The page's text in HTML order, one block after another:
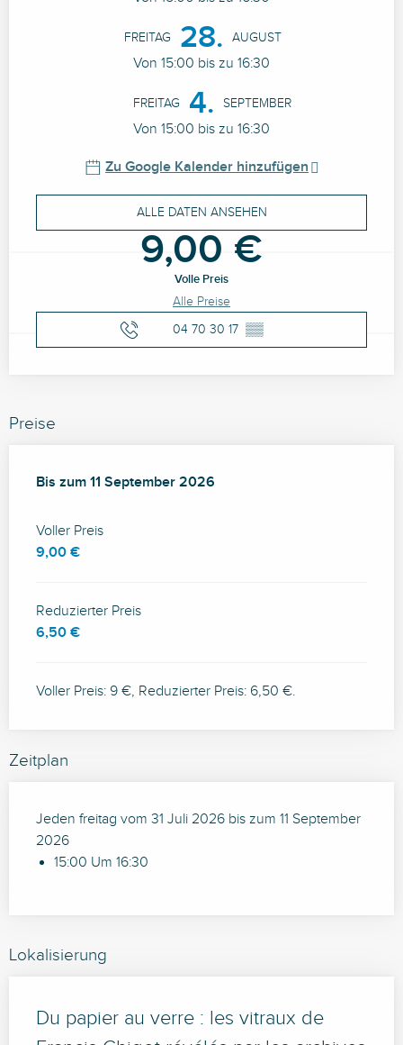
FREITAG 28. AUGUST
Von 15:00 bis zu 16:30
FREITAG 4. SEPTEMBER
Von 15:00 bis zu 16:30
Zu Google Kalender hinzufügen
ALLE DATEN ANSEHEN
9,00 €
Volle Preis
Alle Preise
04 70 30 17 ▒▒
Preise
ab31 Juli 2026bis zum11 September 2026
Bis zum 11 September 2026
Voller Preis
9,00 €
Reduzierter Preis
6,50 €
Voller Preis: 9 €, Reduzierter Preis: 6,50 €.
Zeitplan
Jeden freitag vom 31 Juli 2026 bis zum 11 September
2026
15:00 Um 16:30
Lokalisierung
Du papier au verre : les vitraux de